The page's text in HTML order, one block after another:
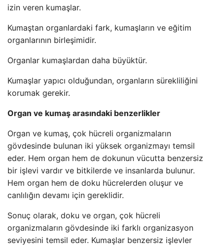
izin veren kumaşlar.
Kumaştan organlardaki fark, kumaşların ve eğitim
organlarının birleşimidir.
Organlar kumaşlardan daha büyüktür.
Kumaşlar yapıcı olduğundan, organların sürekliliğini
korumak gerekir.
Organ ve kumaş arasındaki benzerlikler
Organ ve kumaş, çok hücreli organizmaların
gövdesinde bulunan iki yüksek organizmayı temsil
eder. Hem organ hem de dokunun vücutta benzersiz
bir işlevi vardır ve bitkilerde ve insanlarda bulunur.
Hem organ hem de doku hücrelerden oluşur ve
canlılığın devamı için gereklidir.
Sonuç olarak, doku ve organ, çok hücreli
organizmaların gövdesinde iki farklı organizasyon
seviyesini temsil eder. Kumaşlar benzersiz işlevler